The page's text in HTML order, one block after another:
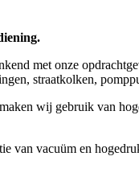
met onze
straatkolken,
wij gebruik van
van vacuüm en